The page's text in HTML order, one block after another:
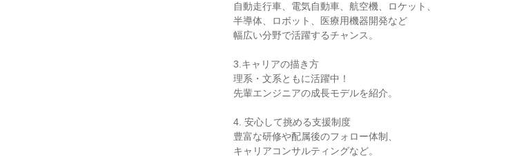
自動走行車、電気自動車、航空機、ロケット、
半導体、ロボット、医療用機器開発など
幅広い分野で活躍するチャンス。
3.キャリアの描き方
理系・文系ともに活躍中！
先輩エンジニアの成長モデルを紹介。
4. 安心して挑める支援制度
豊富な研修や配属後のフォロー体制、
キャリアコンサルティングなど。